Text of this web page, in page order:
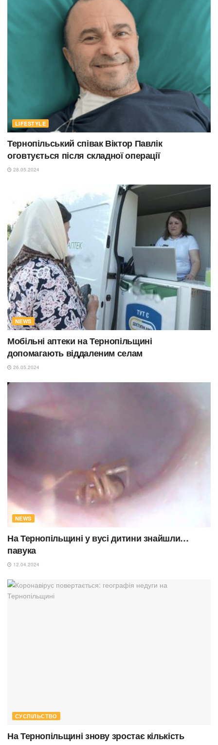
LIFESTYLE
Тернопільський співак Віктор Павлік
оговтується після складної операції
28.05.2024
NEWS
Мобільні аптеки на Тернопільщині
допомагають віддаленим селам
26.05.2024
NEWS
На Тернопільщині у вусі дитини знайшли…
павука
12.04.2024
СУСПІЛЬСТВО
На Тернопільщині знову зростає кількість